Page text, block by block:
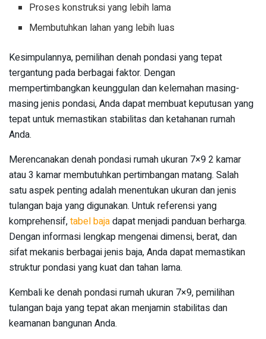
Proses konstruksi yang lebih lama
Membutuhkan lahan yang lebih luas
Kesimpulannya, pemilihan denah pondasi yang tepat
tergantung pada berbagai faktor. Dengan
mempertimbangkan keunggulan dan kelemahan masing-
masing jenis pondasi, Anda dapat membuat keputusan yang
tepat untuk memastikan stabilitas dan ketahanan rumah
Anda.
Merencanakan denah pondasi rumah ukuran 7×9 2 kamar
atau 3 kamar membutuhkan pertimbangan matang. Salah
satu aspek penting adalah menentukan ukuran dan jenis
tulangan baja yang digunakan. Untuk referensi yang
komprehensif,tabel bajadapat menjadi panduan berharga.
Dengan informasi lengkap mengenai dimensi, berat, dan
sifat mekanis berbagai jenis baja, Anda dapat memastikan
struktur pondasi yang kuat dan tahan lama.
Kembali ke denah pondasi rumah ukuran 7×9, pemilihan
tulangan baja yang tepat akan menjamin stabilitas dan
keamanan bangunan Anda.